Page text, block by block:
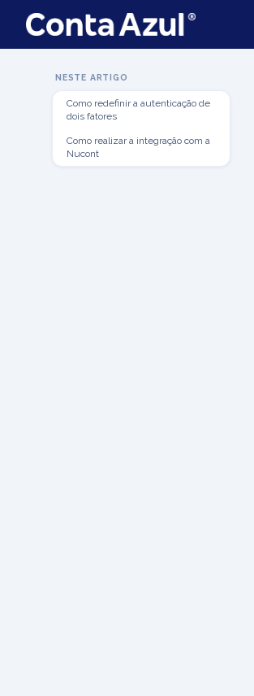
NESTE ARTIGO
Como redefinir a autenticação de
dois fatores
Como realizar a integração com a
Nucont